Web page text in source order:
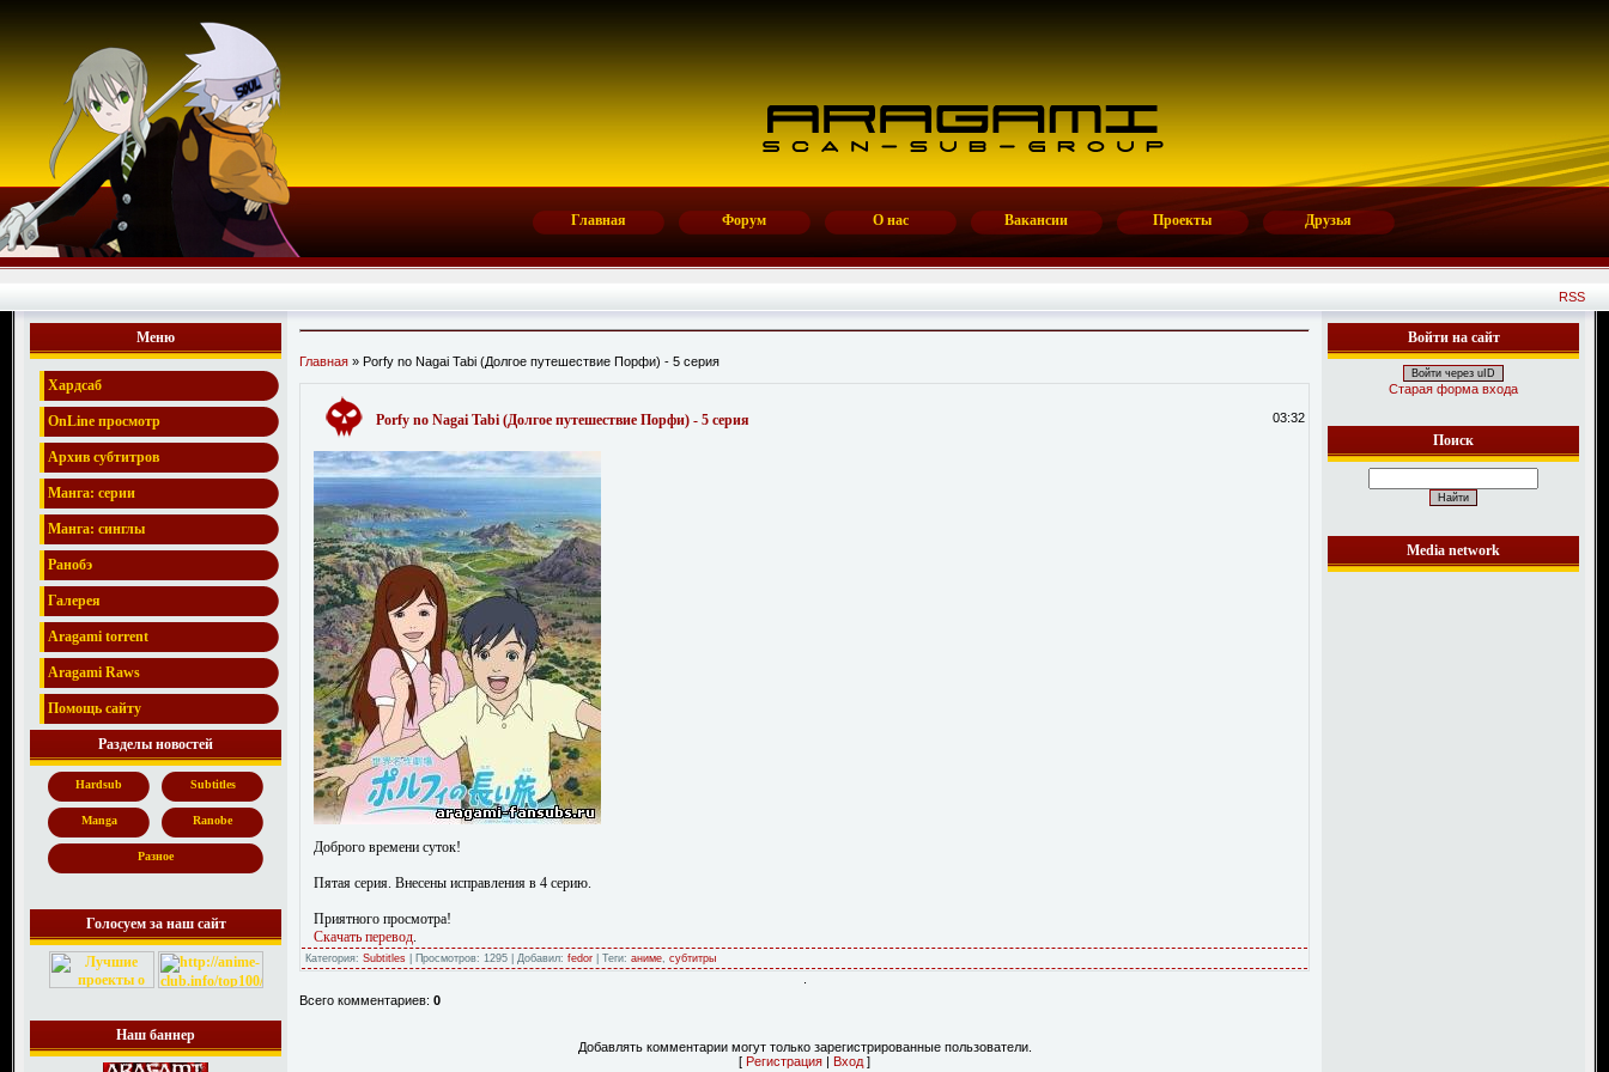
Главная Форум О нас Вакансии Проекты Друзья
RSS
Меню
Хардсаб
OnLine просмотр
Архив субтитров
Манга: серии
Манга: синглы
Ранобэ
Галерея
Aragami torrent
Aragami Raws
Помощь сайту
Разделы новостей
Hardsub Subtitles
Manga Ranobe
Разное
Голосуем за наш сайт
Наш баннер
Главная » Porfy no Nagai Tabi (Долгое путешествие Порфи) - 5 серия
Porfy no Nagai Tabi (Долгое путешествие Порфи) - 5 серия 03:32
Доброго времени суток!
Пятая серия. Внесены исправления в 4 серию.
Приятного просмотра!
Скачать перевод
Категория: Subtitles | Просмотров: 1295 | Добавил: fedor | Теги: аниме субтитры
Всего комментариев: 0
Добавлять комментарии могут только зарегистрированные пользователи.
[ Регистрация | Вход ]
Войти на сайт
Войти через uID
Старая форма входа
Поиск
Media network